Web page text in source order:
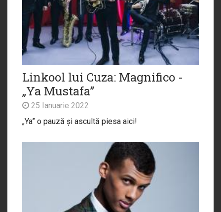
Linkool lui Cuza: Magnifico -
„Ya Mustafa”
25 Ianuarie 2022
„Ya” o pauză și ascultă piesa aici!